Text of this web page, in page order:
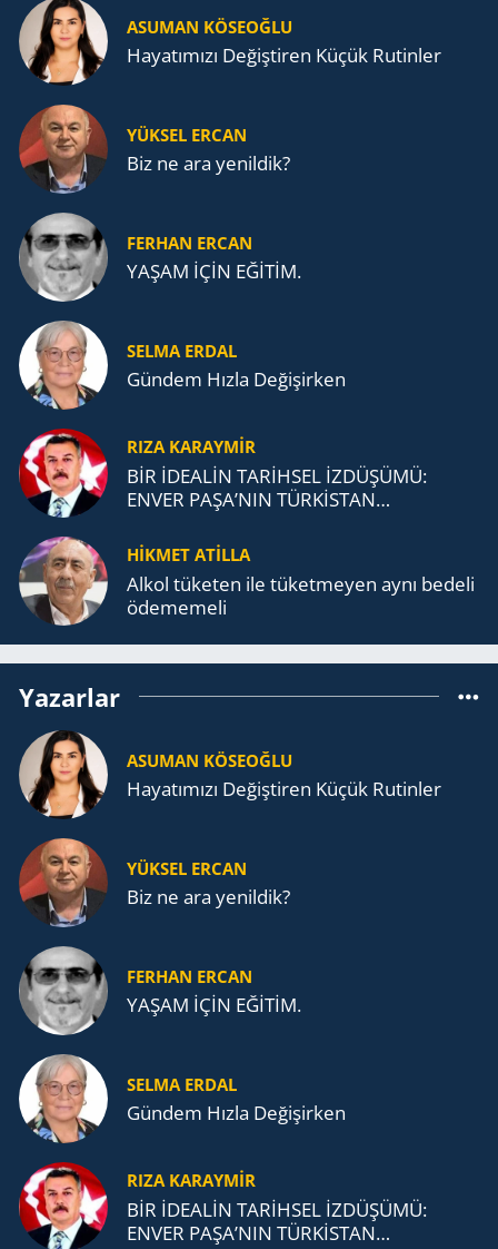
ASUMAN KÖSEOĞLU
Ha­ya­tı­mı­zı De­ğiş­ti­ren Küçük Ru­tin­ler
YÜKSEL ERCAN
Biz ne ara yenildik?
FERHAN ERCAN
YAŞAM İÇİN EĞİTİM.
SELMA ERDAL
Gündem Hızla Değişirken
RIZA KARAYMIR
BİR İDEALİN TARİHSEL İZDÜŞÜMÜ:
ENVER PAŞA’NIN TÜRKİSTAN
TEŞKİLATI’NA UZANAN MİRASI
HİKMET ATİLLA
Alkol tü­ke­ten ile tü­ket­me­yen aynı be­de­li
öde­me­me­li
Yazarlar
ASUMAN KÖSEOĞLU
Ha­ya­tı­mı­zı De­ğiş­ti­ren Küçük Ru­tin­ler
YÜKSEL ERCAN
Biz ne ara yenildik?
FERHAN ERCAN
YAŞAM İÇİN EĞİTİM.
SELMA ERDAL
Gündem Hızla Değişirken
RIZA KARAYMIR
BİR İDEALİN TARİHSEL İZDÜŞÜMÜ:
ENVER PAŞA’NIN TÜRKİSTAN